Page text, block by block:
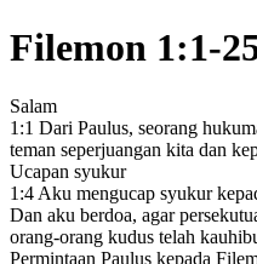
Filemon 1:1-
Salam
1:1 Dari Paulus, seorang
teman seperjuangan kita dan
Ucapan syukur
1:4 Aku mengucap syukur
Dan aku berdoa, agar
orang-orang kudus telah
Permintaan Paulus kepada